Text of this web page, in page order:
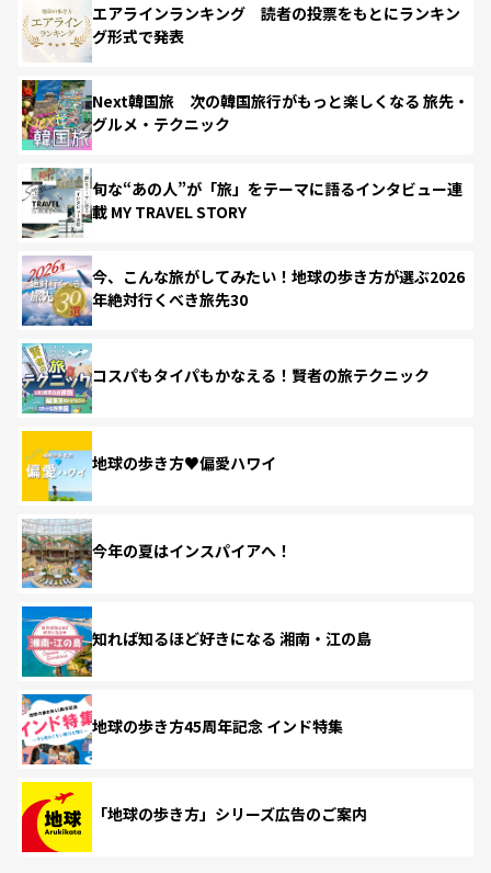
エアラインランキング 読者の投票をもとにランキン
グ形式で発表
Next韓国旅 次の韓国旅行がもっと楽しくなる 旅先・
グルメ・テクニック
旬な“あの人”が「旅」をテーマに語るインタビュー連
載 MY TRAVEL STORY
今、こんな旅がしてみたい！地球の歩き方が選ぶ2026
年絶対行くべき旅先30
コスパもタイパもかなえる！賢者の旅テクニック
地球の歩き方♥偏愛ハワイ
今年の夏はインスパイアへ！
知れば知るほど好きになる 湘南・江の島
地球の歩き方45周年記念 インド特集
「地球の歩き方」シリーズ広告のご案内